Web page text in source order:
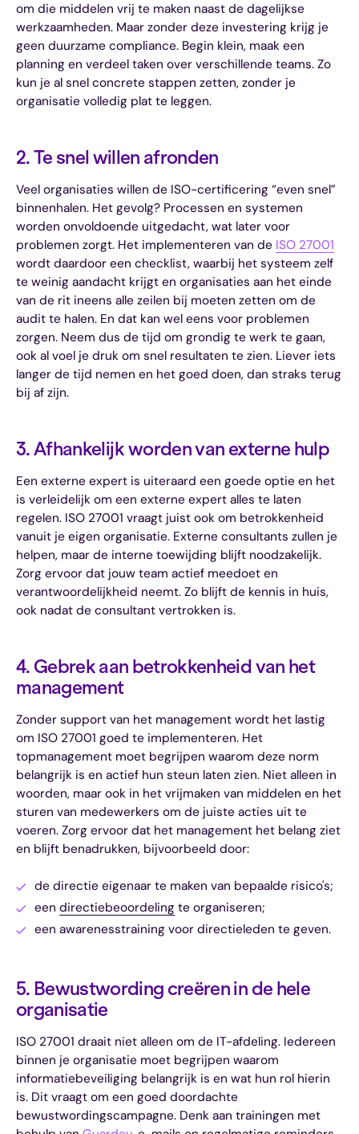
om die middelen vrij te maken naast de dagelijkse
werkzaamheden. Maar zonder deze investering krijg je
geen duurzame compliance. Begin klein, maak een
planning en verdeel taken over verschillende teams. Zo
kun je al snel concrete stappen zetten, zonder je
organisatie volledig plat te leggen.
2. Te snel willen afronden
Veel organisaties willen de ISO-certificering “even snel”
binnenhalen. Het gevolg? Processen en systemen
worden onvoldoende uitgedacht, wat later voor
problemen zorgt. Het implementeren van de ISO 27001
wordt daardoor een checklist, waarbij het systeem zelf
te weinig aandacht krijgt en organisaties aan het einde
van de rit ineens alle zeilen bij moeten zetten om de
audit te halen. En dat kan wel eens voor problemen
zorgen. Neem dus de tijd om grondig te werk te gaan,
ook al voel je druk om snel resultaten te zien. Liever iets
langer de tijd nemen en het goed doen, dan straks terug
bij af zijn.
3. Afhankelijk worden van externe hulp
Een externe expert is uiteraard een goede optie en het
is verleidelijk om een externe expert alles te laten
regelen. ISO 27001 vraagt juist ook om betrokkenheid
vanuit je eigen organisatie. Externe consultants zullen je
helpen, maar de interne toewijding blijft noodzakelijk.
Zorg ervoor dat jouw team actief meedoet en
verantwoordelijkheid neemt. Zo blijft de kennis in huis,
ook nadat de consultant vertrokken is.
4. Gebrek aan betrokkenheid van het
management
Zonder support van het management wordt het lastig
om ISO 27001 goed te implementeren. Het
topmanagement moet begrijpen waarom deze norm
belangrijk is en actief hun steun laten zien. Niet alleen in
woorden, maar ook in het vrijmaken van middelen en het
sturen van medewerkers om de juiste acties uit te
voeren. Zorg ervoor dat het management het belang ziet
en blijft benadrukken, bijvoorbeeld door:
de directie eigenaar te maken van bepaalde risico's;
eendirectiebeoordeling te organiseren;
een awarenesstraining voor directieleden te geven.
5. Bewustwording creëren in de hele
organisatie
ISO 27001 draait niet alleen om de IT-afdeling. Iedereen
binnen je organisatie moet begrijpen waarom
informatiebeveiliging belangrijk is en wat hun rol hierin
is. Dit vraagt om een goed doordachte
bewustwordingscampagne. Denk aan trainingen met